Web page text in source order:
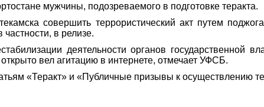
мужчины, подозреваемого в подготовке теракта.
совершить террористический акт путем
в релизе.
деятельности органов государственной
вел агитацию в интернете, отмечает УФСБ.
«Теракт» и «Публичные призывы к осуществлению